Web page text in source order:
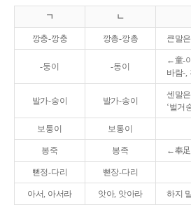
ㄱ ㄴ
깡충-깡충 깡총-깡총 큰말
-둥이 -동이
←童-
바람-,
발가-숭이 발가-송이
센말
‘벌거
보퉁이 보통이
봉죽 봉족 ←奉足
뻗정-다리 뻗장-다리
아서, 아서라 앗아, 앗아라 하지